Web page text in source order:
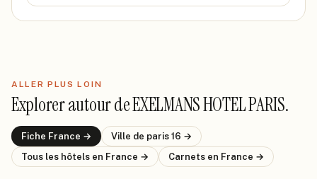
ALLER PLUS LOIN
Explorer autour deEXELMANS HOTEL PARIS.
Fiche France → Ville de paris 16 →
Tous les hôtels en France → Carnets en France →